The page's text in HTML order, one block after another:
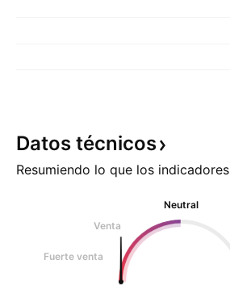
Datos técnicos
Resumiendo lo que los indicadores
Neutral
Venta
Fuerte venta